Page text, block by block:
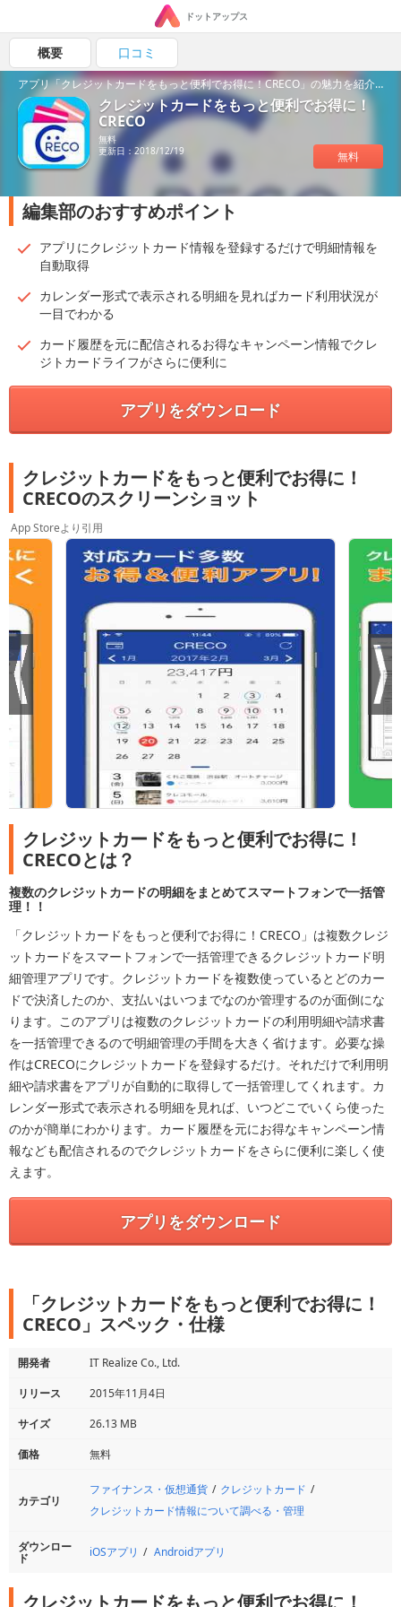
ドットアップス
概要 口コミ
アプリ「クレジットカードをもっと便利でお得に！CRECO」の魅力を紹介！
クレジットカードをもっと便利でお得に！
CRECO
無料
更新日：2018/12/19
無料
編集部のおすすめポイント
アプリにクレジットカード情報を登録するだけで明細情報を
自動取得
カレンダー形式で表示される明細を見ればカード利用状況が
一目でわかる
カード履歴を元に配信されるお得なキャンペーン情報でクレ
ジトカードライフがさらに便利に
アプリをダウンロード
クレジットカードをもっと便利でお得に！
CRECOのスクリーンショット
App Storeより引用
クレジットカードをもっと便利でお得に！
CRECOとは？
複数のクレジットカードの明細をまとめてスマートフォンで一括管
理！！
「クレジットカードをもっと便利でお得に！CRECO」は複数クレジ
ットカードをスマートフォンで一括管理できるクレジットカード明
細管理アプリです。クレジットカードを複数使っているとどのカー
ドで決済したのか、支払いはいつまでなのか管理するのが面倒にな
ります。このアプリは複数のクレジットカードの利用明細や請求書
を一括管理できるので明細管理の手間を大きく省けます。必要な操
作はCRECOにクレジットカードを登録するだけ。それだけで利用明
細や請求書をアプリが自動的に取得して一括管理してくれます。カ
レンダー形式で表示される明細を見れば、いつどこでいくら使った
のかが簡単にわかります。カード履歴を元にお得なキャンペーン情
報なども配信されるのでクレジットカードをさらに便利に楽しく使
えます。
アプリをダウンロード
「クレジットカードをもっと便利でお得に！
CRECO」スペック・仕様
開発者
IT Realize Co., Ltd.
リリース
2015年11月4日
サイズ
26.13 MB
価格
無料
カテゴリ
ファイナンス・仮想通貨
クレジットカード
クレジットカード情報について調べる・管理
ダウンロー
ド iOSアプリ Androidアプリ
クレジットカードをもっと便利でお得に！